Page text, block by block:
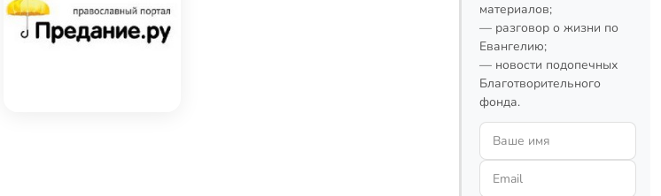
материалов;
— разговор о жизни по
Евангелию;
— новости подопечных
Благотворительного
фонда.